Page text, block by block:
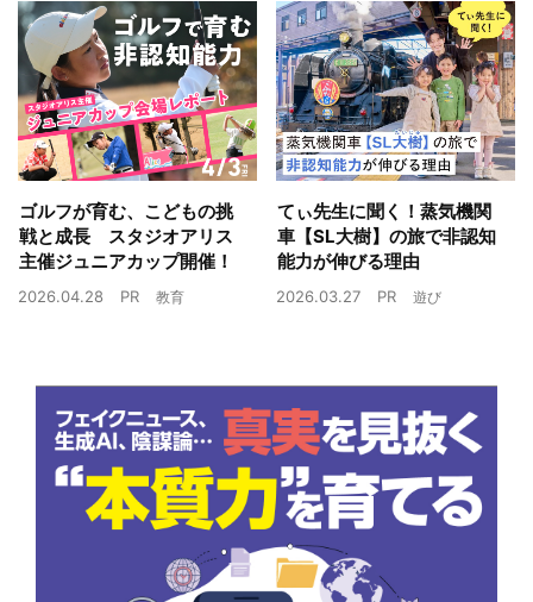
ゴルフが育む、こどもの挑
戦と成長 スタジオアリス
主催ジュニアカップ開催！
2026.04.28 PR 教育
てぃ先生に聞く！蒸気機関
車【SL大樹】の旅で非認知
能力が伸びる理由
2026.03.27 PR 遊び